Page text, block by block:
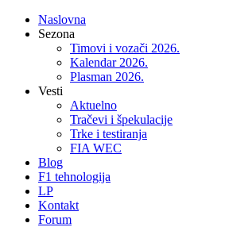
Naslovna
Sezona
Timovi i vozači 2026.
Kalendar 2026.
Plasman 2026.
Vesti
Aktuelno
Tračevi i špekulacije
Trke i testiranja
FIA WEC
Blog
F1 tehnologija
LP
Kontakt
Forum